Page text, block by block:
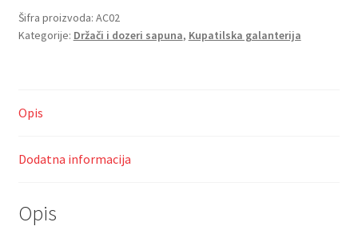
WC daske
držač,
AC02
Šifra proizvoda: AC02
Kategorije: Držači i dozeri sapuna, Kupatilska galanterija
Opis
Dodatna informacija
Opis